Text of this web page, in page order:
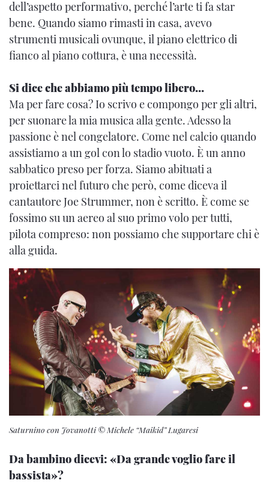
dell’aspetto performativo, perché l’arte ti fa star
bene. Quando siamo rimasti in casa, avevo
strumenti musicali ovunque, il piano elettrico di
fianco al piano cottura, è una necessità.
Si dice che abbiamo più tempo libero…
Ma per fare cosa? Io scrivo e compongo per gli altri,
per suonare la mia musica alla gente. Adesso la
passione è nel congelatore. Come nel calcio quando
assistiamo a un gol con lo stadio vuoto. È un anno
sabbatico preso per forza. Siamo abituati a
proiettarci nel futuro che però, come diceva il
cantautore Joe Strummer, non è scritto. È come se
fossimo su un aereo al suo primo volo per tutti,
pilota compreso: non possiamo che supportare chi è
alla guida.
Saturnino con Jovanotti © Michele “Maikid” Lugaresi
Da bambino dicevi: «Da grande voglio fare il
bassista»?